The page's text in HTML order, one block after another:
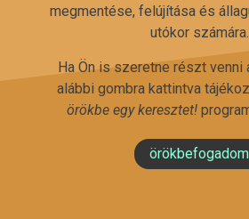
megmentése, felújítása és
utókor számára.
Ha Ön is szeretne részt venni
alábbi gombra kattintva
örökbe egy keresztet!
örökbefogadom